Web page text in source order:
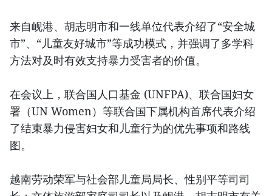
来自岘港、胡志明市和一线单位代表介绍了“安全城
市”、“儿童友好城市”等成功模式，并强调了多学科
方法对及时有效支持暴力受害者的价值。
在会议上，联合国人口基金 (UNFPA)、联合国妇女
署（UN Women）等联合国下属机构首席代表介绍
了结束暴力侵害妇女和儿童行为的优先事项和路线
图。
越南劳动荣军与社会部儿童局局长、性别平等司司